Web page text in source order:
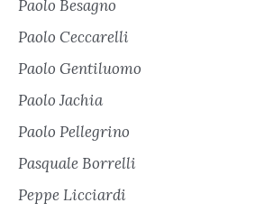
Paolo Besagno
Paolo Ceccarelli
Paolo Gentiluomo
Paolo Jachia
Paolo Pellegrino
Pasquale Borrelli
Peppe Licciardi